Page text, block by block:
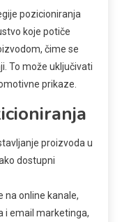
pozicioniranja
koje potiče
čime se
To može uključivati
prikaze.
proizvoda u
dostupni
na online kanale,
i email marketinga,